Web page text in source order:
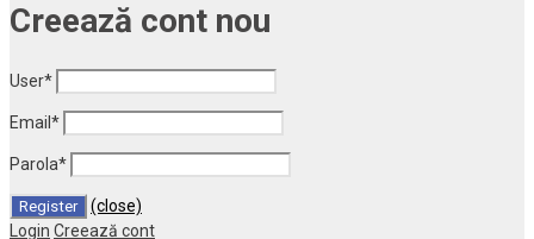
Creează cont nou
User*
Email *
Parola*
(close)
Login Creează cont